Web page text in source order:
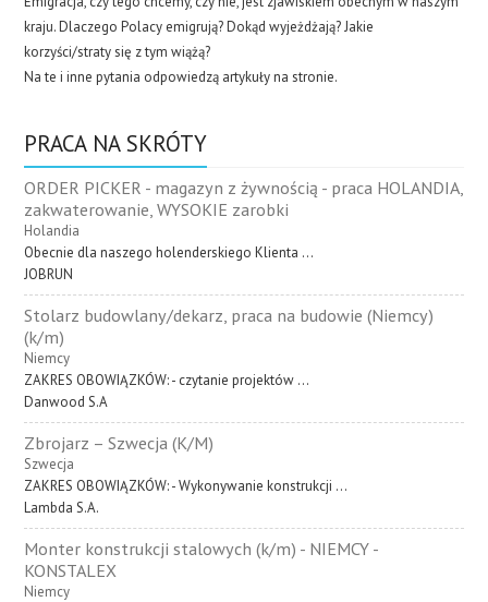
kraju. Dlaczego Polacy emigrują? Dokąd wyjeżdżają? Jakie
korzyści/straty się z tym wiążą?
Na te i inne pytania odpowiedzą artykuły na stronie.
PRACA NA SKRÓTY
ORDER PICKER - magazyn z żywnością - praca HOLANDIA,
zakwaterowanie, WYSOKIE zarobki
Holandia
Obecnie dla naszego holenderskiego Klienta ...
JOBRUN
Stolarz budowlany/dekarz, praca na budowie (Niemcy)
(k/m)
Niemcy
ZAKRES OBOWIĄZKÓW: - czytanie projektów ...
Danwood S.A
Zbrojarz – Szwecja (K/M)
Szwecja
ZAKRES OBOWIĄZKÓW: - Wykonywanie konstrukcji ...
Lambda S.A.
Monter konstrukcji stalowych (k/m) - NIEMCY -
KONSTALEX
Niemcy